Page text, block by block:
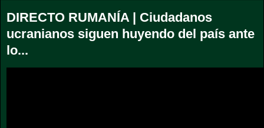
DIRECTO RUMANÍA | Ciudadanos
ucranianos siguen huyendo del país ante
lo...